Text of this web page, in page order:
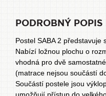
PODROBNÝ
Postel SABA 2 představuje
Nabízí ložnou plochu o
vhodná pro dvě
(matrace nejsou součástí
Součástí postele jsou